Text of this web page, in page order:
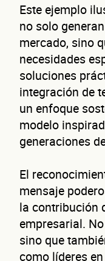
Este ejemplo
no solo
mercado, sino
necesidades
soluciones
integración de
un enfoque
modelo
generaciones
El
mensaje
la contribución
empresarial.
sino que
como líderes
Autorización
Solicita
Esta es una